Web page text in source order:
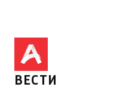
ВЕСТИ